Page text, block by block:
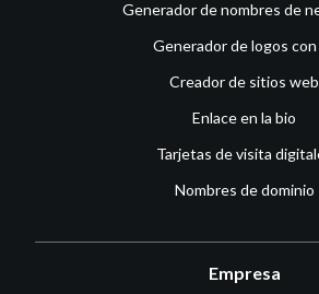
Generador de nombres de
Generador de logos
Creador de sitios web
Enlace en la bio
Tarjetas de visita
Nombres de dominio
Empresa